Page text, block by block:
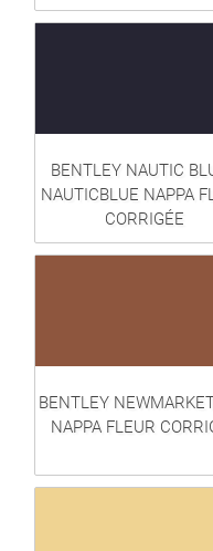
BENTLEY NAUTIC
NAUTICBLUE NAPPA
CORRIGÉE
BENTLEY
NAPPA FLEUR